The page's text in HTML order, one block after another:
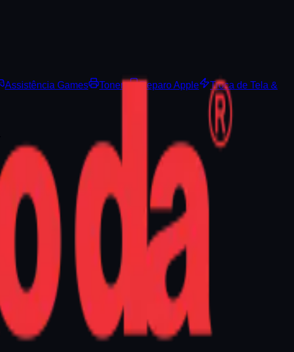
Assistência Games Toners Reparo Apple
Troca de Tela &